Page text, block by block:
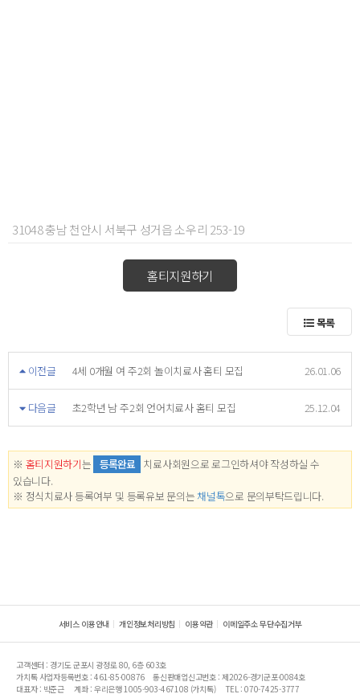
31048 충남 천안시 서북구 성거읍 소우리 253-19
홈티지원하기
목록
이전글 4세 0개월 여 주2회 놀이치료사 홈티 모집 26.01.06
다음글 초2학년 남 주2회 언어치료사 홈티 모집 25.12.04
※ 홈티지원하기는 등록완료 치료사회원으로 로그인하셔야 작성하실 수
있습니다.
※ 정식치료사 등록여부 및 등록유보 문의는 채널톡으로 문의부탁드립니다.
서비스 이용안내 개인정보처리방침 이용약관 이메일주소 무단수집거부
고객센터 : 경기도 군포시 광정로 80, 6층 603호
가치톡 사업자등록번호 : 461-85-00876
통신판매업신고번호 : 제2026-경기군포-0084호
대표자 : 박준근
계좌 : 우리은행 1005-903-467108 (가치톡)
TEL : 070-7425-3777